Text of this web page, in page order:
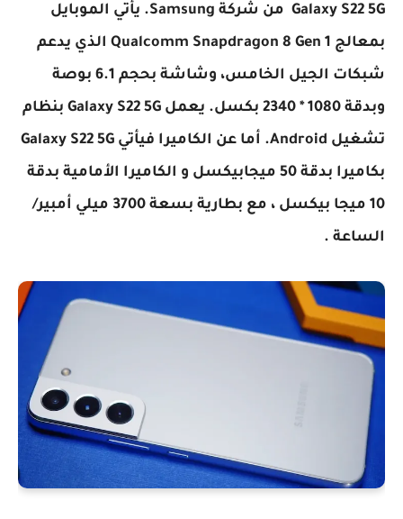
Galaxy S22 5G من شركة Samsung. يأتي الموبايل
بمعالج Qualcomm Snapdragon 8 Gen 1 الذي يدعم
شبكات الجيل الخامس، وشاشة بحجم 6.1 بوصة
وبدقة 1080 * 2340 بكسل. يعمل Galaxy S22 5G بنظام
تشغيل Android. أما عن الكاميرا فيأتي Galaxy S22 5G
بكاميرا بدقة 50 ميجابيكسل و الكاميرا الأمامية بدقة
10 ميجا بيكسل ، مع بطارية بسعة 3700 ميلي أمبير/
الساعة .